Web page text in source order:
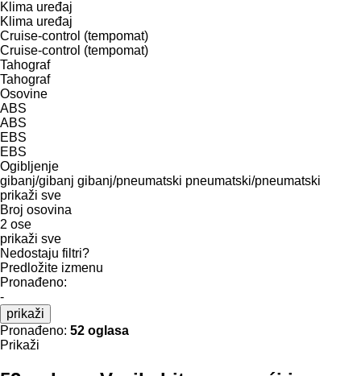
Klima uređaj
Klima uređaj
Cruise-control (tempomat)
Cruise-control (tempomat)
Tahograf
Tahograf
Osovine
ABS
ABS
EBS
EBS
Ogibljenje
gibanj/gibanj gibanj/pneumatski pneumatski/pneumatski
prikaži sve
Broj osovina
2 ose
prikaži sve
Nedostaju filtri?
Predložite izmenu
Pronađeno:
-
prikaži
Pronađeno: 52 oglasa
Prikaži